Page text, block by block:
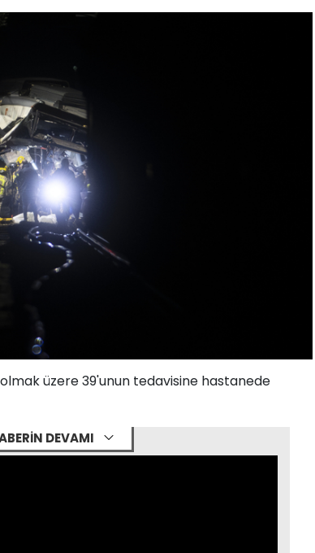
üzere 39'unun tedavisine hastanede
DEVAMI